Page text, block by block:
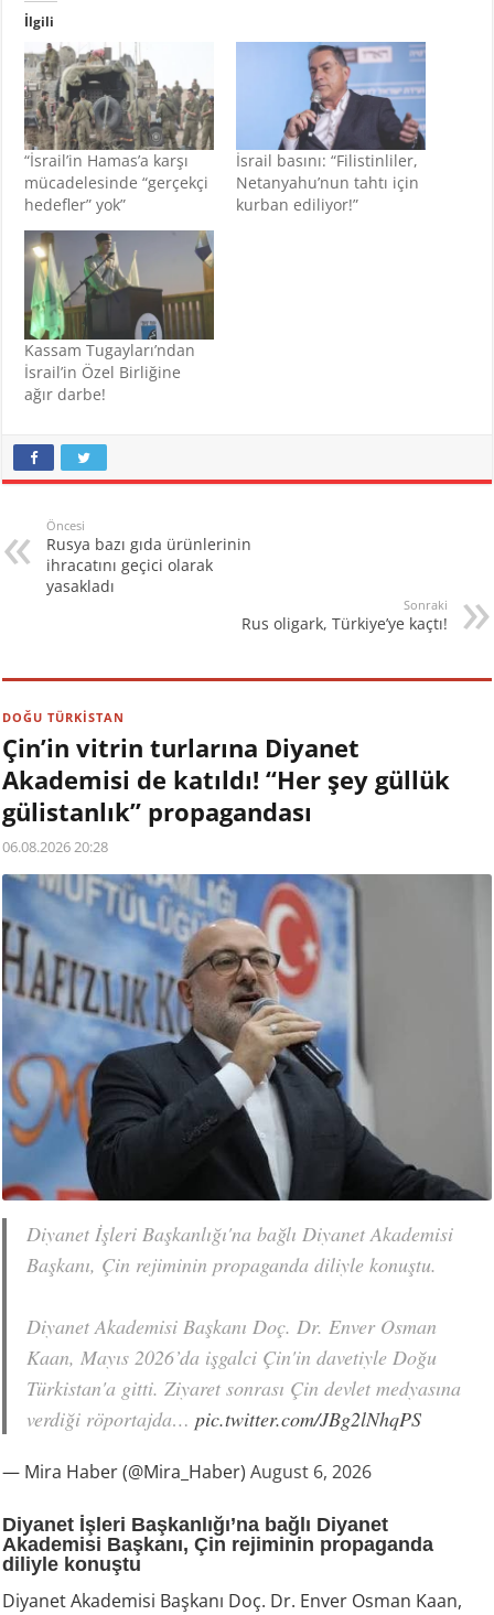
İlgili
“İsrail’in Hamas’a karşı
mücadelesinde “gerçekçi
hedefler” yok”
İsrail basını: “Filistinliler,
Netanyahu’nun tahtı için
kurban ediliyor!”
Kassam Tugayları’ndan
İsrail’in Özel Birliğine
ağır darbe!
Öncesi
Rusya bazı gıda ürünlerinin
ihracatını geçici olarak
yasakladı
Sonraki
Rus oligark, Türkiye’ye kaçtı!
DOĞU TÜRKİSTAN
Çin’in vitrin turlarına Diyanet
Akademisi de katıldı! “Her şey güllük
gülistanlık” propagandası
06.08.2026 20:28
Diyanet İşleri Başkanlığı'na bağlı Diyanet Akademisi
Başkanı, Çin rejiminin propaganda diliyle konuştu.
Diyanet Akademisi Başkanı Doç. Dr. Enver Osman
Kaan, Mayıs 2026’da işgalci Çin'in davetiyle Doğu
Türkistan'a gitti. Ziyaret sonrası Çin devlet medyasına
verdiği röportajda…pic.twitter.com/JBg2lNhqPS
— Mira Haber (@Mira_Haber)August 6, 2026
Diyanet İşleri Başkanlığı’na bağlı Diyanet
Akademisi Başkanı, Çin rejiminin propaganda
diliyle konuştu
Diyanet Akademisi Başkanı Doç. Dr. Enver Osman Kaan,